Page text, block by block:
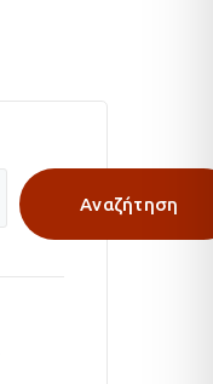
Αναζήτηση